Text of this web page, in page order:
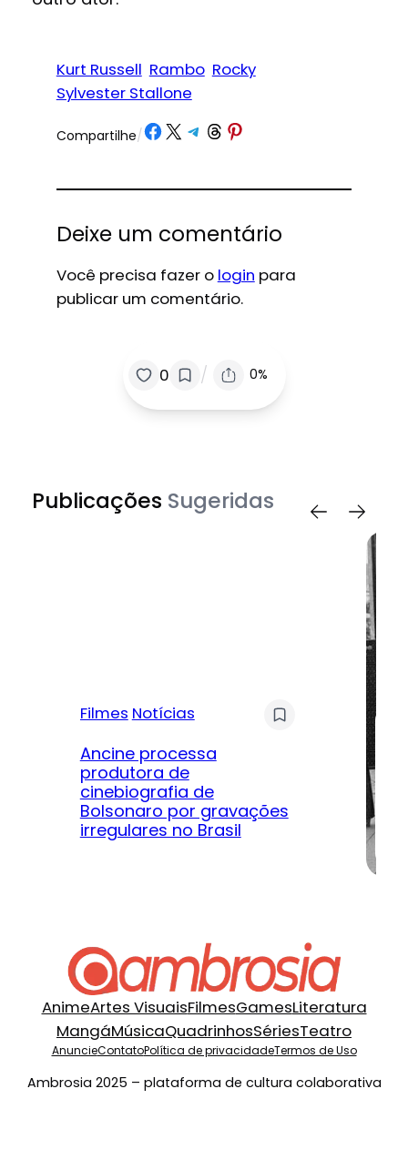
Kurt Russell Rambo Rocky
Sylvester Stallone
Compartilhe/Share on Facebook
Share on X Share on Telegram
Share on Threads
Share on Pinterest
Deixe um comentário
Você precisa fazer o login para
publicar um comentário.
0 / 0%
Publicações Sugeridas
Filmes Notícias
Ancine processa
produtora de
cinebiografia de
Bolsonaro por gravações
irregulares no Brasil
AnimeArtes VisuaisFilmesGamesLiteratura
MangáMúsicaQuadrinhosSériesTeatro
AnuncieContatoPolítica de privacidadeTermos de Uso
Ambrosia 2025 – plataforma de cultura colaborativa